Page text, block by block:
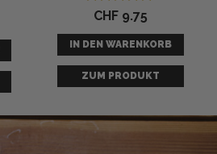
Bewertet mit
von 5
CHF 9.75
IN DEN WARENKORB
ZUM PRODUKT